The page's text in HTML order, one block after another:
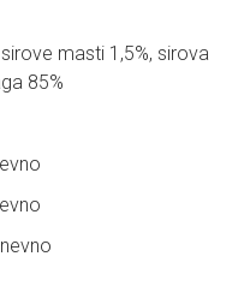
masti 1,5%, sirova
85%